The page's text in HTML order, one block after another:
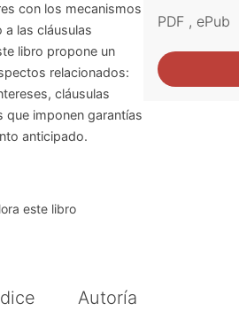
con los mecanismos
las cláusulas
libro propone un
relacionados:
cláusulas
que imponen garantías
anticipado.
este libro
PDF, ePub
Autoría